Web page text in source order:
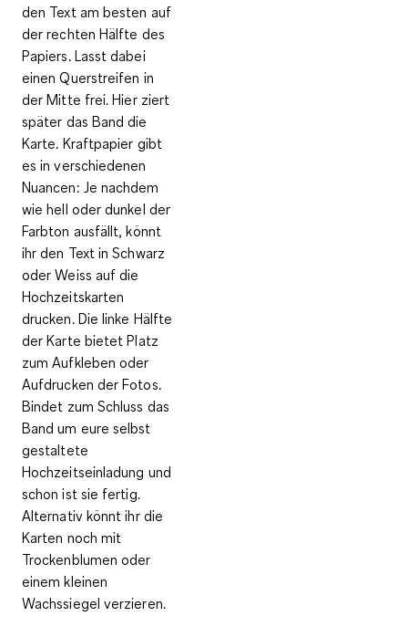
den Text am besten auf
derrechten Hälfte des
Papiers. Lasst dabei
einenQuerstreifen in
der Mitte frei. Hier ziert
später das Band die
Karte. Kraftpapier gibt
es in verschiedenen
Nuancen: Je nachdem
wie hell oder dunkel der
Farbton ausfällt, könnt
ihr den Text in Schwarz
oder Weiss auf die
Hochzeitskarten
drucken. Dielinke Hälfte
der Karte bietet Platz
zumAufkleben oder
Aufdrucken der Fotos.
Bindet zum Schluss das
Band um eure selbst
gestaltete
Hochzeitseinladung und
schon ist sie fertig.
Alternativ könnt ihr die
Karten noch mit
Trockenblumen oder
einem kleinen
Wachssiegel verzieren.